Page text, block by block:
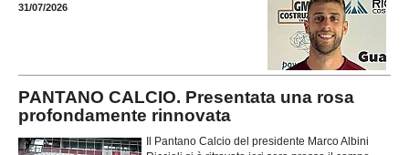
31/07/2026
PANTANO CALCIO. Presentata una rosa
profondamente rinnovata
Il Pantano Calcio del presidente Marco Albini